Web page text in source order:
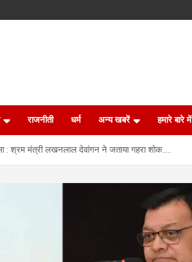
राजनीती धर्म अन्य खबरें हमारे बारे में
: श्रम मंत्री लखनलाल देवांगन ने जताया गहरा शोक…..